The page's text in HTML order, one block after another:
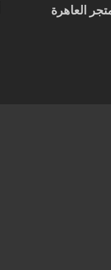
العاهرة